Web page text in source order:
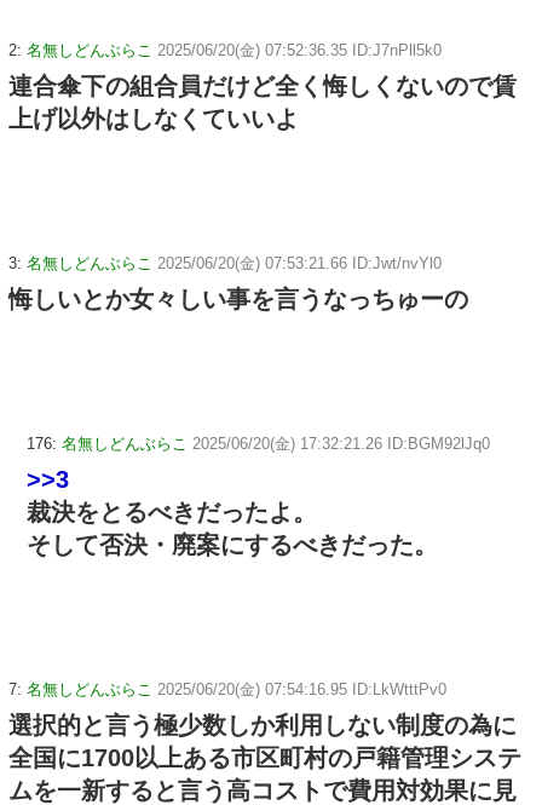
2: 名無しどんぶらこ 2025/06/20(金) 07:52:36.35 ID:J7nPll5k0
連合傘下の組合員だけど全く悔しくないので賃
上げ以外はしなくていいよ
3: 名無しどんぶらこ 2025/06/20(金) 07:53:21.66 ID:Jwt/nvYl0
悔しいとか女々しい事を言うなっちゅーの
176: 名無しどんぶらこ 2025/06/20(金) 17:32:21.26 ID:BGM92lJq0
>>3
裁決をとるべきだったよ。
そして否決・廃案にするべきだった。
7: 名無しどんぶらこ 2025/06/20(金) 07:54:16.95 ID:LkWtttPv0
選択的と言う極少数しか利用しない制度の為に
全国に1700以上ある市区町村の戸籍管理システ
ムを一新すると言う高コストで費用対効果に見